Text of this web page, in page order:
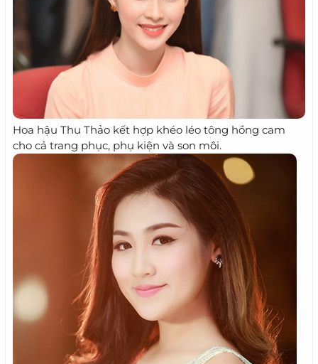
Hoa hậu Thu Thảo kết hợp khéo léo tông hồng cam
cho cả trang phục, phụ kiện và son môi.